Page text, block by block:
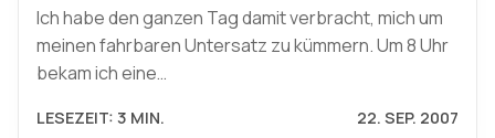
Ich habe den ganzen Tag damit verbracht, mich um
meinen fahrbaren Untersatz zu kümmern. Um 8 Uhr
bekam ich eine…
LESEZEIT: 3 MIN. 22. SEP. 2007